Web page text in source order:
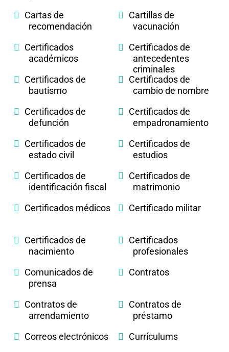
Cartas de
recomendación
Cartillas de
vacunación
Certificados
académicos
Certificados de
antecedentes
criminales
Certificados de
bautismo
Certificados de
cambio de nombre
Certificados de
defunción
Certificados de
empadronamiento
Certificados de
estado civil
Certificados de
estudios
Certificados de
identificación fiscal
Certificados de
matrimonio
Certificados médicos
Certificado militar
Certificados de
nacimiento
Certificados
profesionales
Comunicados de
prensa
Contratos
Contratos de
arrendamiento
Contratos de
préstamo
Correos electrónicos
Currículums